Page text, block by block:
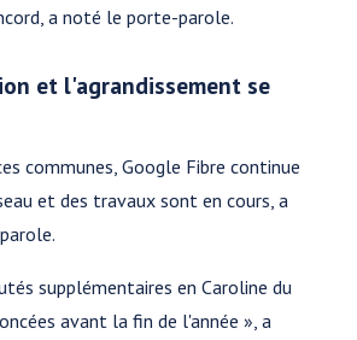
a noté le porte-parole.
et l'agrandissement se
communes, Google Fibre continue
et des travaux sont en cours, a
supplémentaires en Caroline du
avant la fin de l'année », a